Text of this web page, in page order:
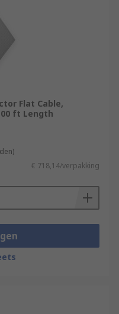
Flat Cable,
ft Length
€ 718,14/verpakking